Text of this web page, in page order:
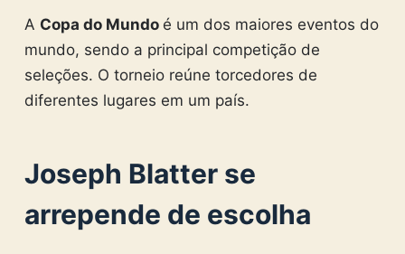
A Copa do Mundo é um dos maiores eventos do
mundo, sendo a principal competição de
seleções. O torneio reúne torcedores de
diferentes lugares em um país.
Joseph Blatter se
arrepende de escolha